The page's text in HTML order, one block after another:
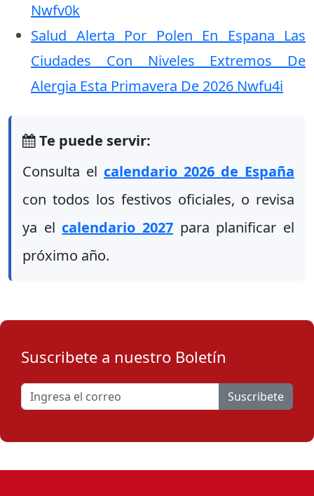
Nwfv0k
Salud Alerta Por Polen En Espana Las
Ciudades Con Niveles Extremos De
Alergia Esta Primavera De 2026 Nwfu4i
Te puede servir:
Consulta el calendario 2026 de España
con todos los festivos oficiales, o revisa
ya el calendario 2027 para planificar el
próximo año.
Suscribete a nuestro Boletín
Suscribete